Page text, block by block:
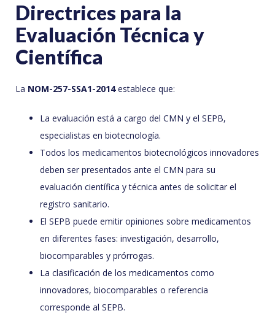
Directrices para la
Evaluación Técnica y
Científica
La NOM-257-SSA1-2014establece que:
La evaluación está a cargo del CMN y el SEPB,
especialistas en biotecnología.
Todos los medicamentos biotecnológicos innovadores
deben ser presentados ante el CMN para su
evaluación científica y técnica antes de solicitar el
registro sanitario.
El SEPB puede emitir opiniones sobre medicamentos
en diferentes fases: investigación, desarrollo,
biocomparables y prórrogas.
La clasificación de los medicamentos como
innovadores, biocomparables o referencia
corresponde al SEPB.